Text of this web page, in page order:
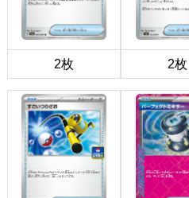
2枚 2枚